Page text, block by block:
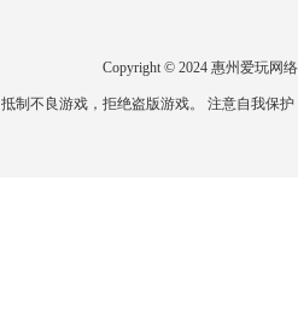
Copyright © 2024 惠州爱玩网
抵制不良游戏，拒绝盗版游戏。 注意自我保